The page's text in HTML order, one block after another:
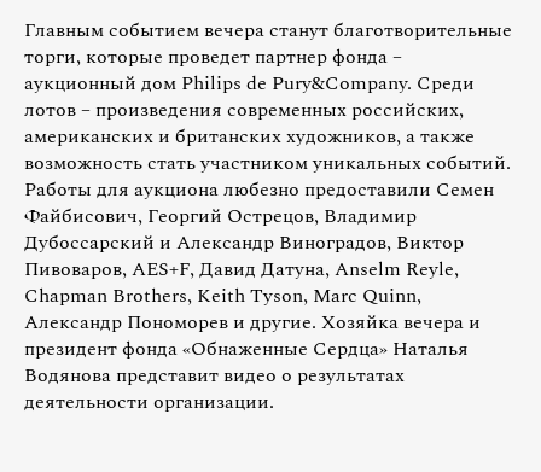
Главным событием вечера станут благотворительные
торги, которые проведет партнер фонда –
аукционный дом Philips de Pury&Company. Среди
лотов – произведения современных российских,
американских и британских художников, а также
возможность стать участником уникальных событий.
Работы для аукциона любезно предоставили Семен
Файбисович, Георгий Острецов, Владимир
Дубоссарский и Александр Виноградов, Виктор
Пивоваров, AES+F, Давид Датуна, Anselm Reyle,
Chapman Brothers, Keith Tyson, Marc Quinn,
Александр Пономорев и другие. Хозяйка вечера и
президент фонда «Обнаженные Сердца» Наталья
Водянова представит видео о результатах
деятельности организации.